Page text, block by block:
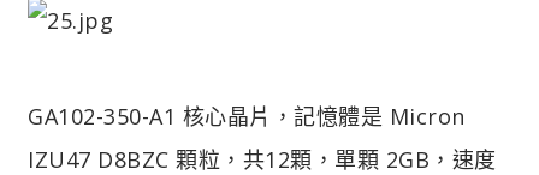
GA102-350-A1 核心晶片，記憶體是 Micron
IZU47 D8BZC 顆粒，共12顆，單顆 2GB，速度